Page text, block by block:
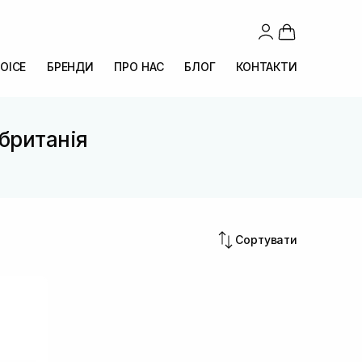
БРЕНДИ ПРО НАС БЛОГ КОНТАКТИ
Сортувати